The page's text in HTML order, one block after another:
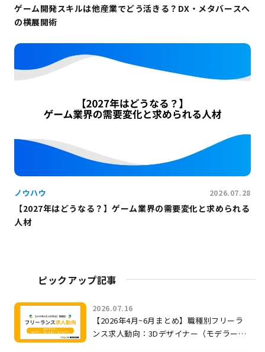
ゲーム開発スキルは他産業でどう活きる？DX・メタバースへ
の横展開術
ノウハウ 2026.07.28
【2027年はどうなる？】ゲーム業界の需要変化と求められる
人材
ピックアップ記事
2026.07.16
【2026年4月~6月まとめ】職種別フリーラ
ンス求人動向：3Dデザイナー（モデラー・